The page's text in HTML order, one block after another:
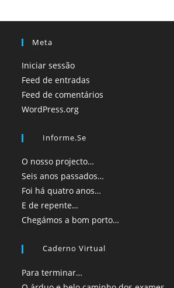
Meta
Iniciar sessão
Feed de entradas
Feed de comentários
WordPress.org
Informe.se
O nosso projecto…
Seis anos passados…
Foi há quatro anos…
E de repente…
Chegámos a bom porto…
Caderno Virtual
Para terminar…